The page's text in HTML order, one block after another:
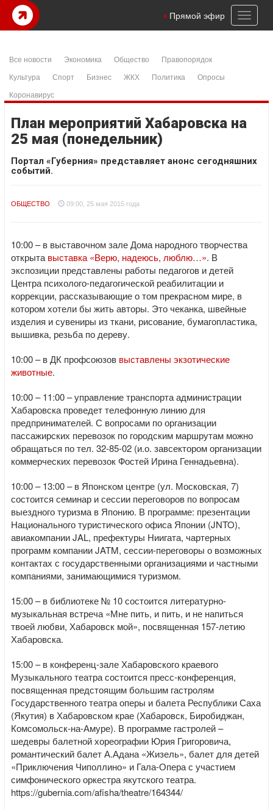
Toggle
Прямой эфир
Все новости Экономика Общество
Правопорядок
Культура
Спорт Бизнес ЖКХ Политика
Опросы
Коронавирус
План мероприятий Хабаровска на
25 мая (понедельник)
Портал «Губерния» представляет анонс сегодняшних
событий.
ОБЩЕСТВО 09:00, 25 мая 2015 года
10:00 – в выставочном зале Дома народного творчества
открыта выставка «Верю, надеюсь, люблю…». В
экспозиции представлены работы педагогов и детей
Центра психолого-педагогической реабилитации и
коррекции, рассказывающие о том прекрасном мире, в
котором хотели бы жить авторы. Это чеканка, швейные
изделия и сувениры из ткани, рисование, бумагопластика,
вышивка, резьба по дереву.
10:00 – в ДК профсоюзов выставлены экзотические
животные.
10:00 – 11:00 – управление транспорта администрации
Хабаровска проведет телефонную линию для
предпринимателей. С вопросами по организации
пассажирских перевозок по городским маршрутам можно
обращаться по тел. 32-85-02 (и.о. завсектором организации
коммерческих перевозок Фостей Ирина Геннадьевна).
10:00 – 13:00 – в Японском центре (ул. Московская, 7)
состоится семинар и сессии переговоров по вопросам
выездного туризма в Японию. В программе: презентации
Национального туристического офиса Японии (JNTO),
авиакомпании JAL, префектуры Ниигата, чартерных
программ компании JATM, сессии-переговоры о возможных
контактах с государственными организациями и частными
компаниями, занимающимися туризмом.
15:00 – в библиотеке № 10 состоится литературно-
музыкальная встреча «Мне пить, и пить, и не напиться
твоей любви, Хабаровск мой», посвященная 157-летию
Хабаровска.
15:00 – в конференц-зале Хабаровского краевого
Музыкального театра состоится пресс-конференция,
посвященная предстоящим большим гастролям
Государственного театра оперы и балета Республики Саха
(Якутия) в Хабаровском крае (Хабаровск, Биробиджан,
Комсомольск-на-Амуре). В программе гастролей –
шедевры балетной хореографии Юрия Григоровича,
романтический балет А.Адана «Жизель», балет для детей
«Приключения Чиполлино» и Гала-Опера с участием
симфонического оркестра якутского театра.
https://gubernia.com/afisha/theatre/164344/